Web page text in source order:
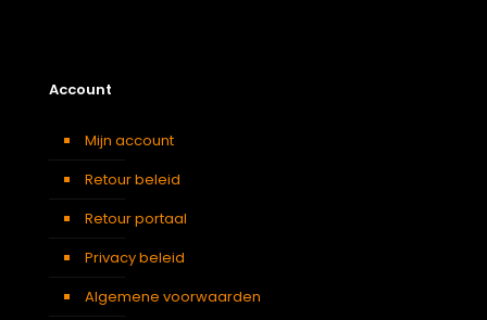
Account
Mijn account
Retour beleid
Retour portaal
Privacy beleid
Algemene voorwaarden